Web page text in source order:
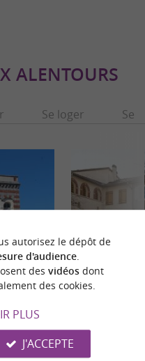
ALENTOURS
Se loger Se
Le
à entrer en
autorisez le dépôt de
d'audience.
des vidéosdont
des cookies.
PLUS
J'ACCEPTE